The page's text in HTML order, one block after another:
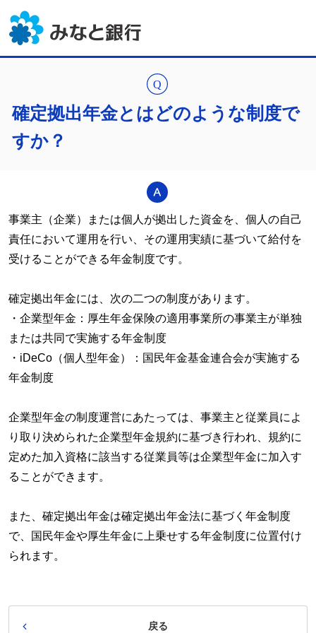
確定拠出年金とはどのような制度で
すか？
事業主（企業）または個人が拠出した資金を、個人の自己
責任において運用を行い、その運用実績に基づいて給付を
受けることができる年金制度です。
確定拠出年金には、次の二つの制度があります。
・企業型年金：厚生年金保険の適用事業所の事業主が単独
または共同で実施する年金制度
・ iDeCo （個人型年金）：国民年金基金連合会が実施する
年金制度
企業型年金の制度運営にあたっては、事業主と従業員によ
り取り決められた企業型年金規約に基づき行われ、規約に
定めた加入資格に該当する従業員等は企業型年金に加入す
ることができます。
また、確定拠出年金は確定拠出年金法に基づく年金制度
で、国民年金や厚生年金に上乗せする年金制度に位置付け
られます。
戻る